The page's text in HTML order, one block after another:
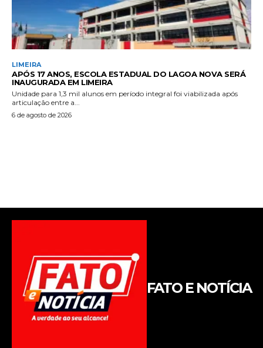
FATO E NOTÍCIA